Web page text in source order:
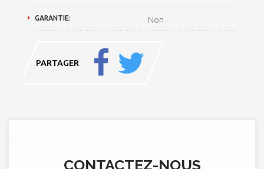
GARANTIE: Non
PARTAGER
CONTACTEZ-NOUS